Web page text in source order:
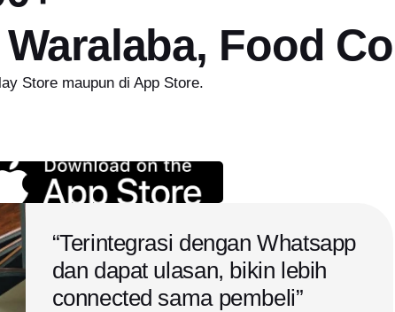
Food
Store maupun di App Store.
“Terintegrasi dengan Whatsapp
dan dapat ulasan, bikin lebih
connected sama pembeli”